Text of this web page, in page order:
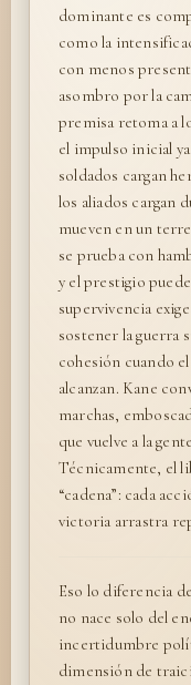
dominante es
como la
con menos
asombro por la
premisa retoma a
el impulso inicial
soldados cargan
los aliados cargan
mueven en un
se prueba con
y el prestigio
supervivencia
sostener la guerra
cohesión cuando
alcanzan. Kane
marchas,
que vuelve a la
Técnicamente, el
“cadena”: cada
victoria arrastra
Eso lo diferencia
no nace solo del
incertidumbre
dimensión de